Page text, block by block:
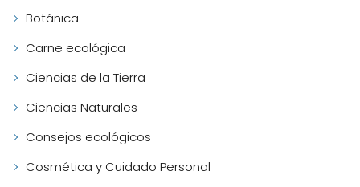
Botánica
Carne ecológica
Ciencias de la Tierra
Ciencias Naturales
Consejos ecológicos
Cosmética y Cuidado Personal